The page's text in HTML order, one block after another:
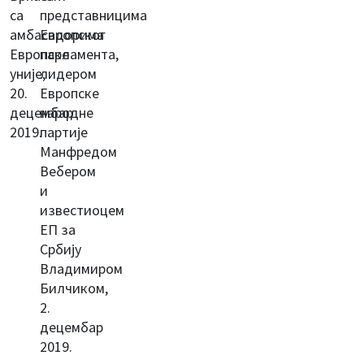
са
амбасадорима
Европске
уније,
20.
децембар
2019.
представницима
Европског
парламента,
лидером
Европске
народне
партије
Манфредом
Вебером
и
известиоцем
ЕП за
Србију
Владимиром
Билчиком,
2.
децембар
2019.